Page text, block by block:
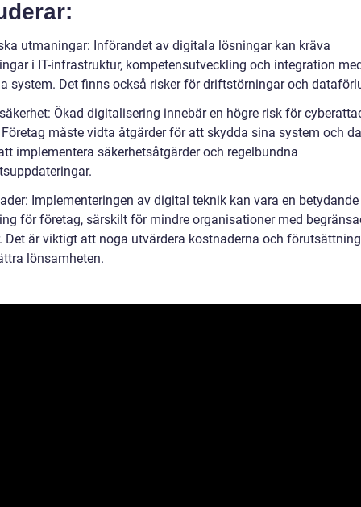
utmaningar: Införandet av digitala lösningar kan kräva
i IT-infrastruktur, kompetensutveckling och integration
system. Det finns också risker för driftstörningar och
Ökad digitalisering innebär en högre risk för
måste vidta åtgärder för att skydda sina system och
implementera säkerhetsåtgärder och regelbundna
Implementeringen av digital teknik kan vara en betydande
för företag, särskilt för mindre organisationer med
Det är viktigt att noga utvärdera kostnaderna och
lönsamheten.